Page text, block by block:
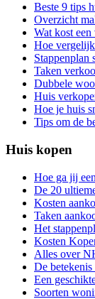
Beste 9 tips
Overzicht
Wat kost
Hoe
Stappenplan
Taken
Dubbele
Huis
Hoe je huis
Tips om de
Huis kopen
Hoe ga jij
De 20
Kosten
Taken
Het
Kosten
Alles over
De
Een
Soorten